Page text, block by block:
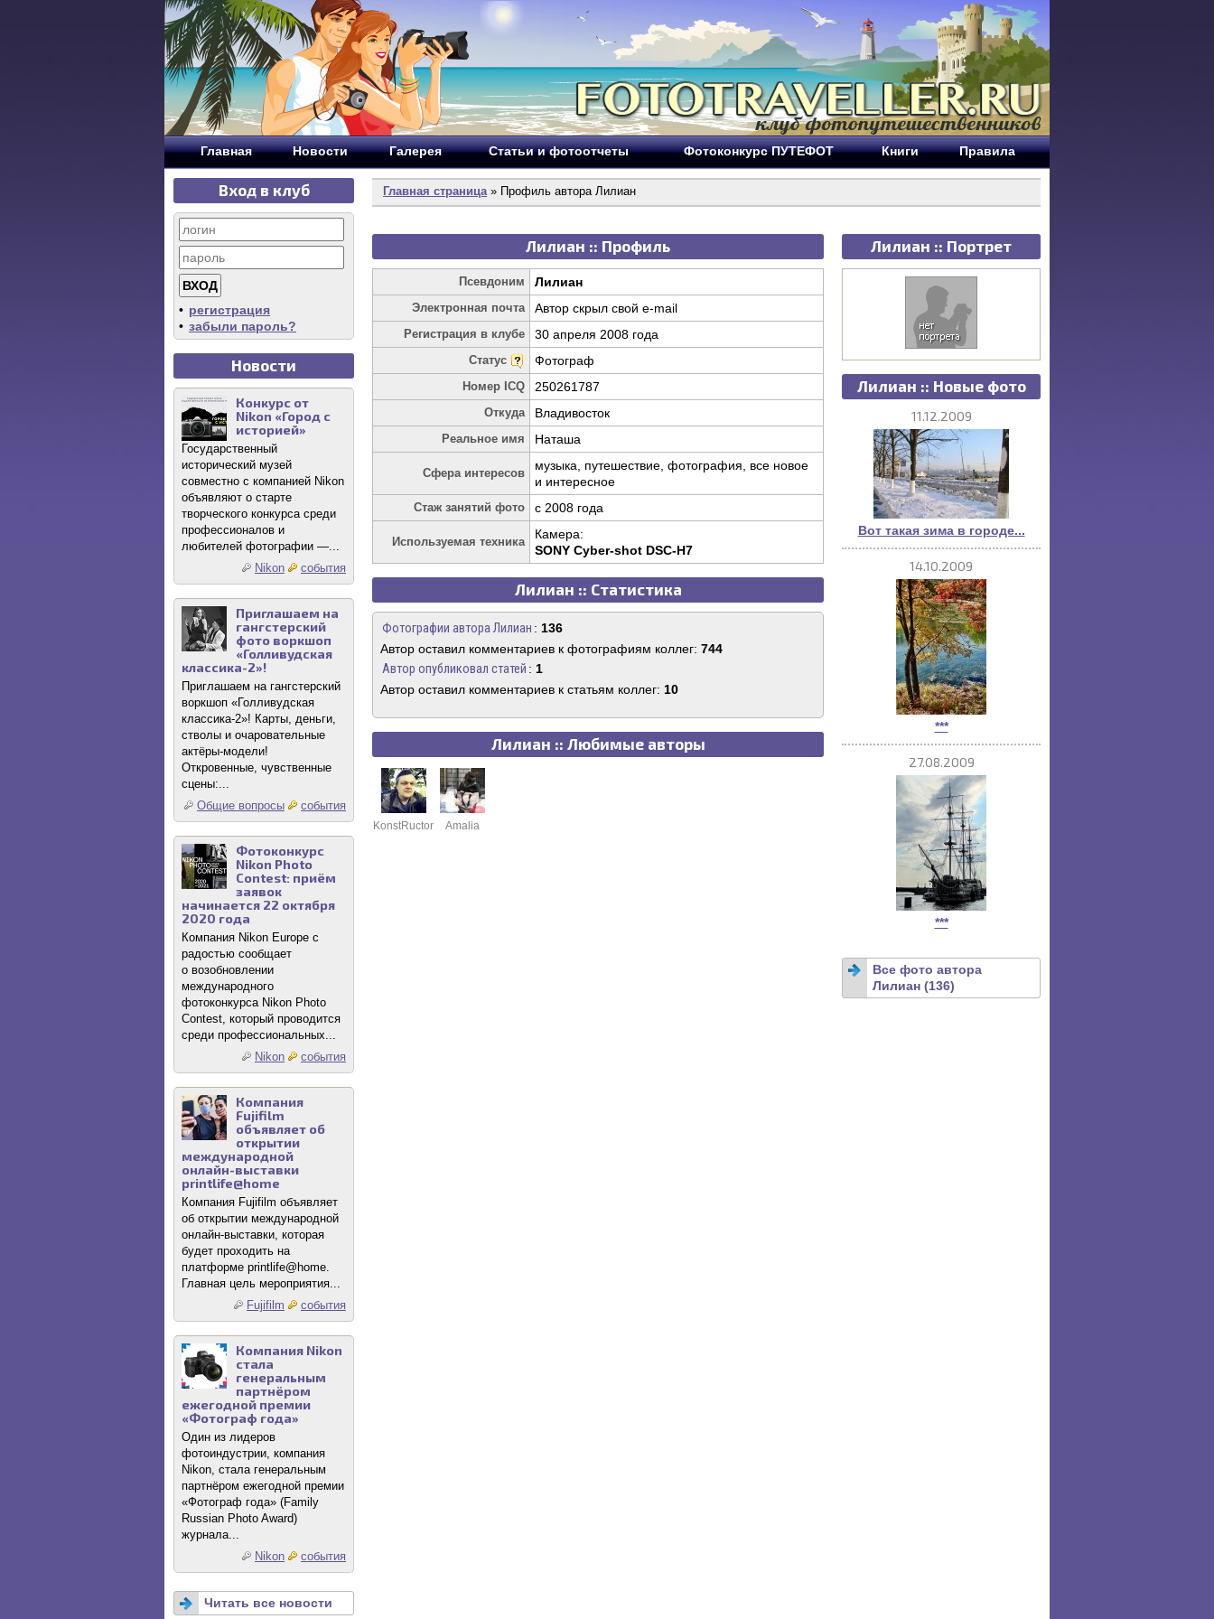
Главная Новости Галерея Статьи и фотоотчеты Фотоконкурс ПУТЕФОТ Книги Правила
Вход в клуб
• регистрация
• забыли пароль?
Новости
Конкурс от
Nikon «Город с
историей»
Государственный
исторический музей
совместно с компанией Nikon
объявляют о старте
творческого конкурса среди
профессионалов и
любителей фотографии —...
Nikon
события
Приглашаем на
гангстерский
фото воркшоп
«Голливудская
классика-2»!
Приглашаем на гангстерский
воркшоп «Голливудская
классика-2»! Карты, деньги,
стволы и очаровательные
актёры-модели!
Откровенные, чувственные
сцены:...
Общие вопросы
события
Фотоконкурс
Nikon Photo
Contest: приём
заявок
начинается 22 октября
2020 года
Компания Nikon Europe с
радостью сообщает
о возобновлении
международного
фотоконкурса Nikon Photo
Contest, который проводится
среди профессиональных...
Nikon
события
Компания
Fujifilm
объявляет об
открытии
международной
онлайн-выставки
printlife@home
Компания Fujifilm объявляет
об открытии международной
онлайн-выставки, которая
будет проходить на
платформе printlife@home.
Главная цель мероприятия...
Fujifilm
события
Компания Nikon
стала
генеральным
партнёром
ежегодной премии
«Фотограф года»
Один из лидеров
фотоиндустрии, компания
Nikon, стала генеральным
партнёром ежегодной премии
«Фотограф года» (Family
Russian Photo Award)
журнала...
Nikon
события
Читать все новости
Главная страница» Профиль автора Лилиан
Лилиан :: Профиль
Псевдоним Лилиан
Электронная почта Автор скрыл свой e-mail
Регистрация в клубе 30 апреля 2008 года
Статус Фотограф
Номер ICQ 250261787
Откуда Владивосток
Реальное имя Наташа
Сфера интересов
музыка, путешествие, фотография, все новое
и интересное
Стаж занятий фото c 2008 года
Используемая техника
Камера:
SONY Cyber-shot DSC-H7
Лилиан :: Статистика
Фотографии автора Лилиан : 136
Автор оставил комментариев к фотографиям коллег: 744
Автор опубликовал статей : 1
Автор оставил комментариев к статьям коллег: 10
Лилиан :: Любимые авторы
KonstRuctor Amalia
Лилиан :: Портрет
Лилиан :: Новые фото
11.12.2009
Вот такая зима в городе...
14.10.2009
***
27.08.2009
***
Все фото автора
Лилиан (136)